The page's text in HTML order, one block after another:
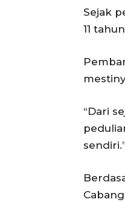
Sejak
11
“Dari